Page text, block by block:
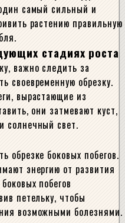
самый сильный и
растению правильную
стадиях роста
важно следить за
своевременную обрезку.
вырастающие из
они затмевают куст,
солнечный свет.
обрезке боковых побегов.
энергию от развития
побегов
петельку, чтобы
возможными болезнями.